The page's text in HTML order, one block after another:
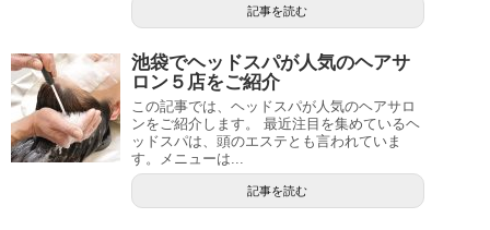
記事を読む
池袋でヘッドスパが人気のヘアサ
ロン５店をご紹介
この記事では、ヘッドスパが人気のヘアサロ
ンをご紹介します。 最近注目を集めているヘ
ッドスパは、頭のエステとも言われていま
す。メニューは...
記事を読む